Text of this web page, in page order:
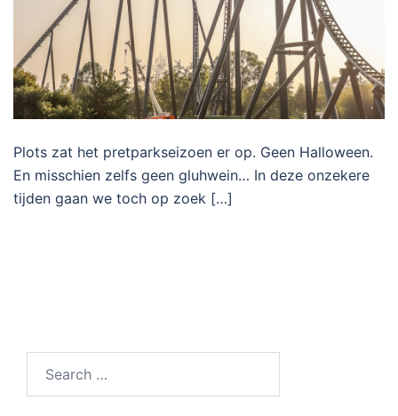
Plots zat het pretparkseizoen er op. Geen Halloween.
En misschien zelfs geen gluhwein… In deze onzekere
tijden gaan we toch op zoek […]